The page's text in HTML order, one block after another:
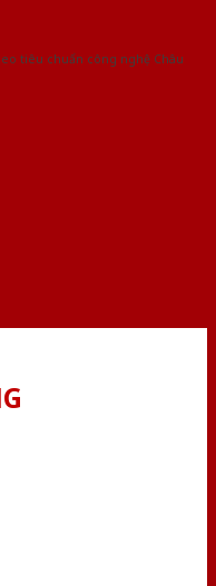
tiêu chuẩn công nghệ Châu